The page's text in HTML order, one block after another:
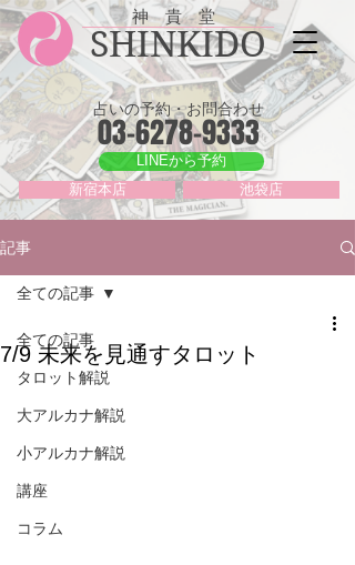
神 貴 堂
SHINKIDO
占いの予約・お問合わせ
03-6278-9333
LINEから予約
新宿本店 池袋店
記事
全ての記事
タロット解説
大アルカナ解説
小アルカナ解説
講座
コラム
全ての記事
7/9 未来を見通すタロット